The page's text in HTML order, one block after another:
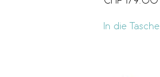
In die Tasche